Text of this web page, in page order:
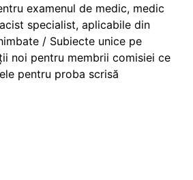
examenul de medic, medic
specialist, aplicabile din
/ Subiecte unice pe
noi pentru membrii comisiei ce
pentru proba scrisă